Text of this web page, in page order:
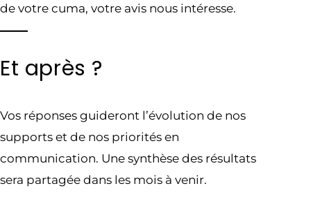
de votre cuma, votre avis nous intéresse.
Et après ?
Vos réponses guideront l’évolution de nos
supports et de nos priorités en
communication. Une synthèse des résultats
sera partagée dans les mois à venir.